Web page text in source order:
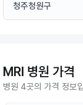
청주청원구
MRI 병원 가격
병원 4곳의 가격 정보